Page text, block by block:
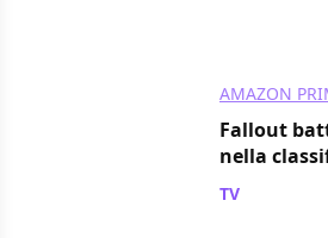
AMAZON
Fallout
nella
TV